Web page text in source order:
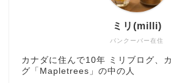
バンクーバー在住
ミリ(milli)
カナダに住んで10年 ミリブログ、
グ「Mapletrees」の中の人